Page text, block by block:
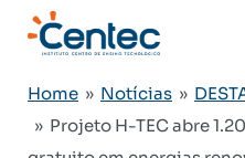
Home » Notícias »
» Projeto H-TEC abre